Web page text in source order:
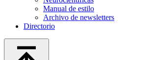
Manual de estilo
Archivo de newsletters
Directorio